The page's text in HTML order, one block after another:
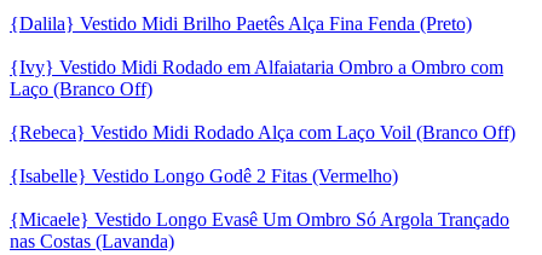
{Dalila} Vestido Midi Brilho Paetês Alça Fina Fenda (Preto)
{Ivy} Vestido Midi Rodado em Alfaiataria Ombro a Ombro com
Laço (Branco Off)
{Rebeca} Vestido Midi Rodado Alça com Laço Voil (Branco Off)
{Isabelle} Vestido Longo Godê 2 Fitas (Vermelho)
{Micaele} Vestido Longo Evasê Um Ombro Só Argola Trançado
nas Costas (Lavanda)